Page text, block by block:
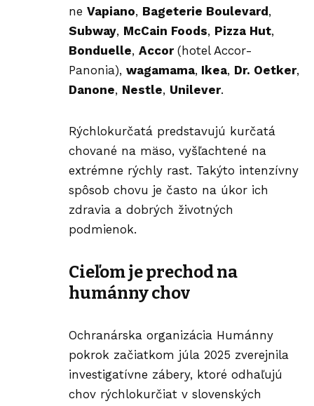
ne Vapiano, Bageterie Boulevard,
Subway, McCain Foods, Pizza Hut,
Bonduelle, Accor (hotel Accor-
Panonia), wagamama, Ikea, Dr. Oetker,
Danone, Nestle, Unilever.
Rýchlokurčatá predstavujú kurčatá
chované na mäso, vyšľachtené na
extrémne rýchly rast. Takýto intenzívny
spôsob chovu je často na úkor ich
zdravia a dobrých životných
podmienok.
Cieľom je prechod na
humánny chov
Ochranárska organizácia Humánny
pokrok začiatkom júla 2025 zverejnila
investigatívne zábery, ktoré odhaľujú
chov rýchlokurčiat v slovenských